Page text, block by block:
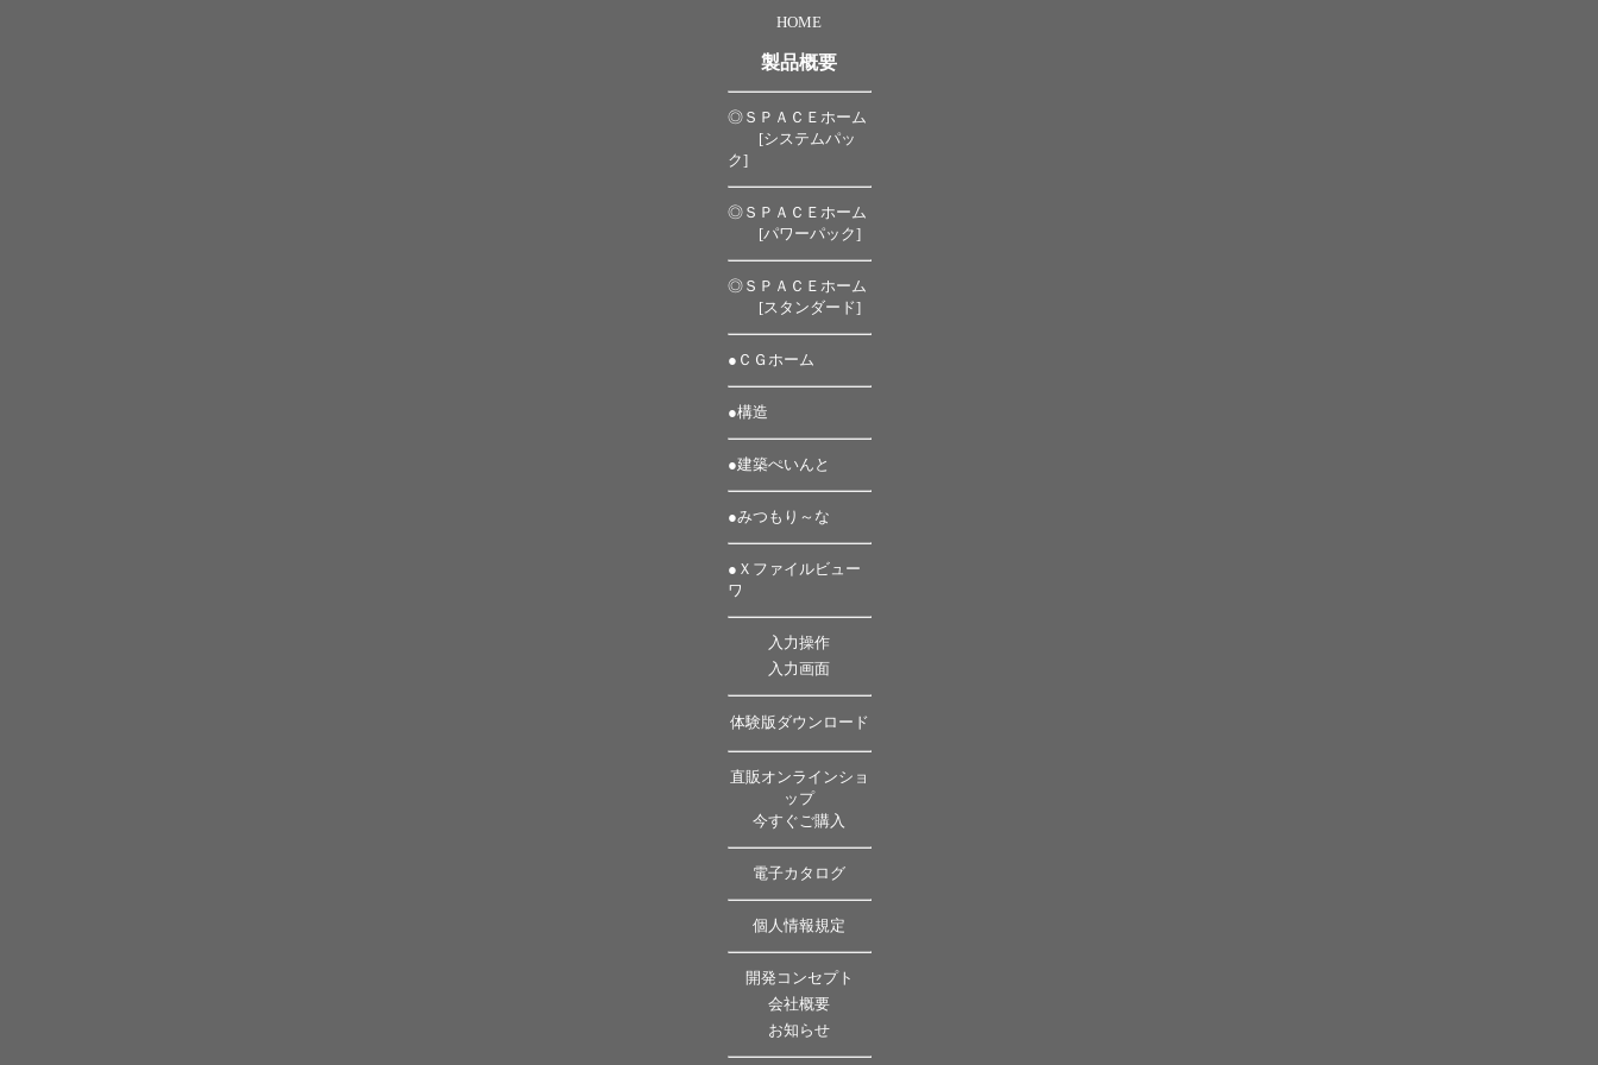
HOME
製品概要
◎ＳＰＡＣＥホーム
[システムパッ
ク]
◎ＳＰＡＣＥホーム
[パワーパック]
◎ＳＰＡＣＥホーム
[スタンダード]
●ＣＧホーム
●構造
●建築ぺいんと
●みつもり～な
●Ｘファイルビュー
ワ
入力操作
入力画面
体験版ダウンロード
直販オンラインショ
ップ
今すぐご購入
電子カタログ
個人情報規定
開発コンセプト
会社概要
お知らせ